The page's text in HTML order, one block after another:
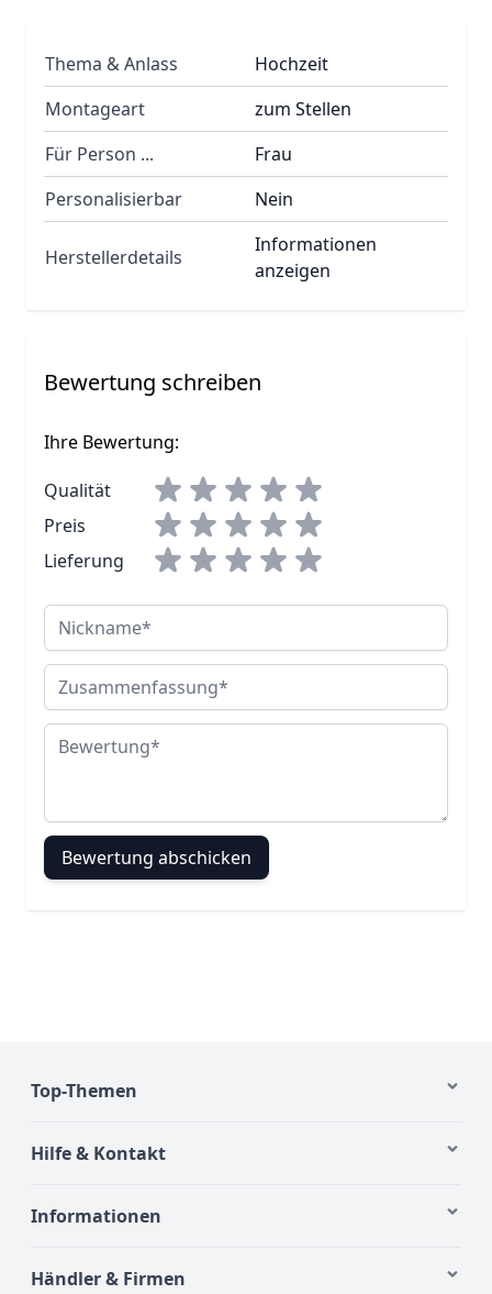
Thema & Anlass
Hochzeit
Montageart
zum Stellen
Für Person ...
Frau
Personalisierbar
Nein
Herstellerdetails
Informationen
anzeigen
Bewertung schreiben
Ihre Bewertung:
Qualität
Preis
Lieferung
Nickname
Zusammenfassung
Bewertung
Bewertung abschicken
Top-Themen
Hilfe & Kontakt
Informationen
Händler & Firmen